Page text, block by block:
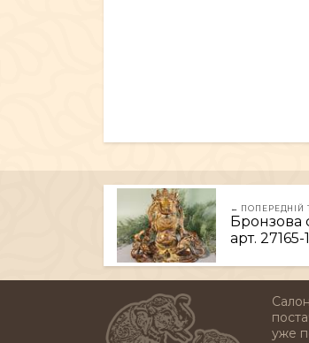
← ПОПЕРЕДНІЙ
Бронзова
арт. 27165-1
уже